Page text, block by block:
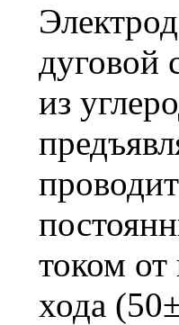
дуговой
из
током от
хода